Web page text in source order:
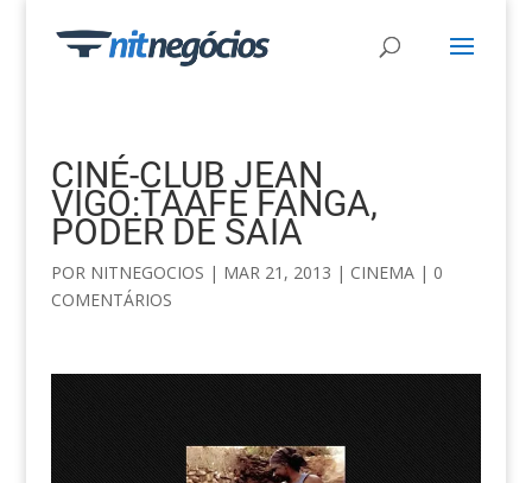
CINÉ-CLUB JEAN
VIGO:TAAFE FANGA,
PODER DE SAIA
POR NITNEGOCIOS | MAR 21, 2013 | CINEMA| 0
COMENTÁRIOS